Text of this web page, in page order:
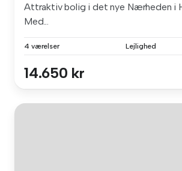
Attraktiv bolig i det nye Nærheden i
Med...
4 værelser Lejlighed
14.650 kr